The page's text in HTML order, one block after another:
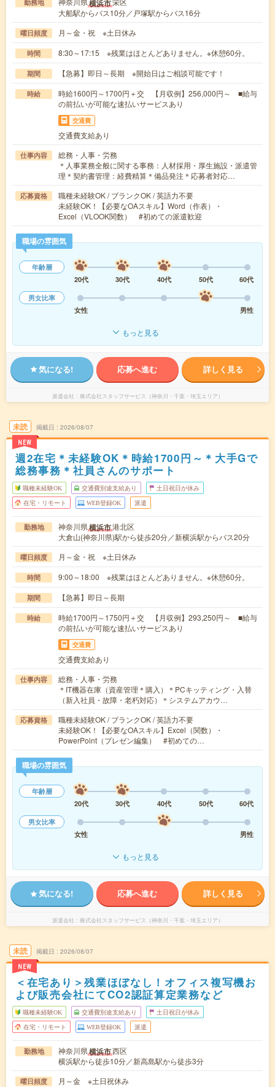
勤務地 横浜市
大船駅からバス10分／戸塚駅からバス16分
曜日頻度 月～金・祝 ※土日休み
時間 8:30～17:15 ※残業はほとんどありません。※休憩60分。
期間 【急募】即日～長期 ※開始日はご相談可能です！
時給
時給1600円～1700円＋交 【月収例】256,000円～ ■給与
の前払いが可能な速払いサービスあり
交通費
交通費支給あり
仕事内容
総務・人事・労務
＊人事業務全般に関する事務：人材採用・厚生施設・派遣管
理＊契約書管理：経費精算＊備品発注＊応募者対応…
応募資格
職種未経験OK / ブランクOK / 英語力不要
未経験OK！【必要なOAスキル】Word（作表）・
Excel（VLOOK関数） #初めての派遣歓迎
職場の雰囲気
年齢層
20代
30代 40代 50代
60代
男女比率
女性
男性
もっと見る
気になる! 応募へ進む 詳しく見る
派遣会社 株式会社スタッフサービス（神奈川・千葉・埼玉エリア）
未読
NEW
掲載日 2026/08/07
週2在宅＊未経験OK＊時給1700円～＊大手Gで
総務事務＊社員さんのサポート
職種未経験OK 交通費別途支給あり 土日祝日が休み
在宅・リモート WEB登録OK 派遣
勤務地 神奈川県横浜市港北区
大倉山(神奈川県)駅から徒歩20分／新横浜駅からバス20分
曜日頻度 月～金・祝 ※土日休み
時間 9:00～18:00 ※残業はほとんどありません。※休憩60分。
期間 【急募】即日～長期
時給
時給1700円～1750円＋交 【月収例】293,250円～ ■給与
の前払いが可能な速払いサービスあり
交通費
交通費支給あり
仕事内容
総務・人事・労務
＊IT機器在庫（資産管理＊購入）＊PCキッティング・入替
（新入社員・故障・老朽対応）＊システムアカウ…
応募資格
職種未経験OK / ブランクOK / 英語力不要
未経験OK！【必要なOAスキル】Excel（関数）・
PowerPoint（プレゼン編集） #初めての…
職場の雰囲気
年齢層
20代
30代 40代 50代
60代
男女比率
女性
男性
もっと見る
気になる! 応募へ進む 詳しく見る
派遣会社 株式会社スタッフサービス（神奈川・千葉・埼玉エリア）
未読
NEW
掲載日 2026/08/07
＜在宅あり＞残業ほぼなし！オフィス複写機お
よび販売会社にてCO2認証算定業務など
職種未経験OK 交通費別途支給あり 土日祝日が休み
在宅・リモート WEB登録OK 派遣
勤務地 神奈川県横浜市西区
横浜駅から徒歩10分／新高島駅から徒歩3分
曜日頻度 月～金 ※土日祝休み